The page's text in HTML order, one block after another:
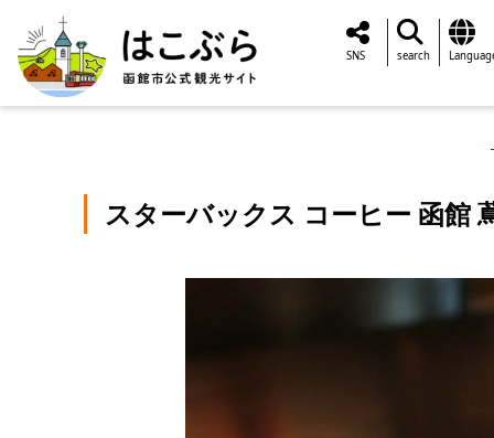
SNS search
スターバックス コーヒー 函館